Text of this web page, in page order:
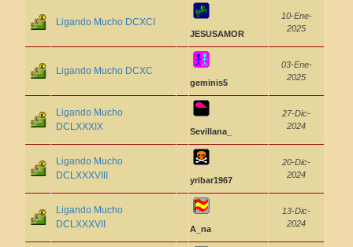
Ligando Mucho DCXCI
JESUSAMOR
10-Ene-
2025
Ligando Mucho DCXC
geminis5
03-Ene-
2025
Ligando Mucho
DCLXXXIX
Sevillana_
27-Dic-
2024
Ligando Mucho
DCLXXXVIII
yribar1967
20-Dic-
2024
Ligando Mucho
DCLXXXVII
A_na
13-Dic-
2024